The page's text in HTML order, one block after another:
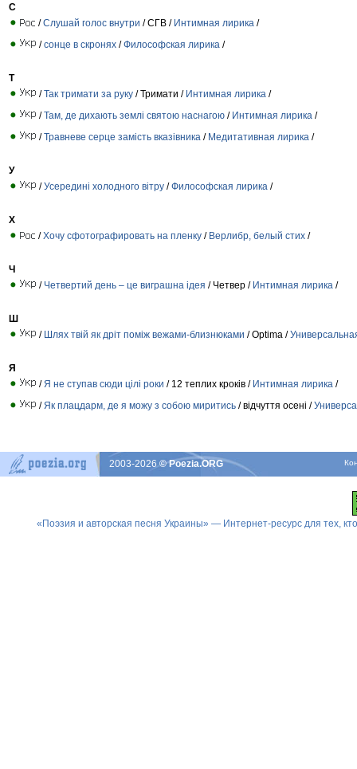
С
/Слушай голос внутри / СГВ / Интимная лирика /
/сонце в скронях /Философская лирика /
Т
/Так тримати за руку / Тримати / Интимная лирика /
/Там, де дихають землі святою наснагою / Интимная лирика /
/Травневе серце замість вказівника / Медитативная лирика /
У
/Усередині холодного вітру /Философская лирика /
Х
/Хочу сфотографировать на пленку / Верлибр, белый стих /
Ч
/ Четвертий день – це виграшна ідея / Четвер / Интимная лирика /
Ш
/ Шлях твій як дріт поміж вежами-близнюками / Optima /
Я
/ Я не ступав сюди цілі роки / 12 теплих кроків / Интимная лирика /
/ Як плацдарм, де я можу з собою миритись / відчуття осені /
2003-2026© Poezia.ORG
«Поэзия и авторская песня Украины» — Интернет-ресурс для тех,